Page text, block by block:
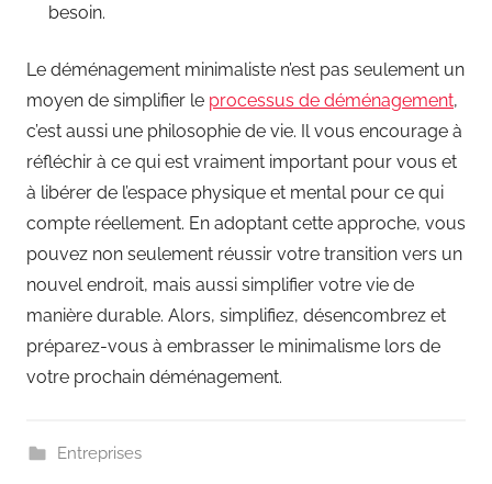
besoin.
Le déménagement minimaliste n’est pas seulement un
moyen de simplifier le processus de déménagement,
c’est aussi une philosophie de vie. Il vous encourage à
réfléchir à ce qui est vraiment important pour vous et
à libérer de l’espace physique et mental pour ce qui
compte réellement. En adoptant cette approche, vous
pouvez non seulement réussir votre transition vers un
nouvel endroit, mais aussi simplifier votre vie de
manière durable. Alors, simplifiez, désencombrez et
préparez-vous à embrasser le minimalisme lors de
votre prochain déménagement.
Entreprises